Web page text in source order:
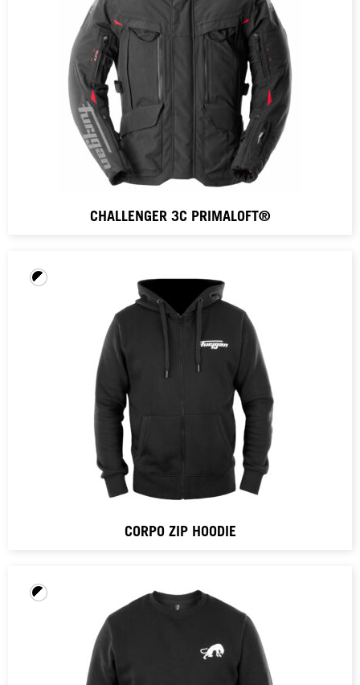
CHALLENGER 3C PRIMALOFT®
CORPO ZIP HOODIE